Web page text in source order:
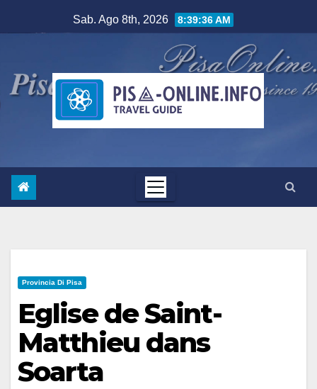
al
Sab. Ago 8th, 2026 8:39:37 AM
Provincia Di Pisa
Eglise de Saint-
Matthieu dans
Soarta